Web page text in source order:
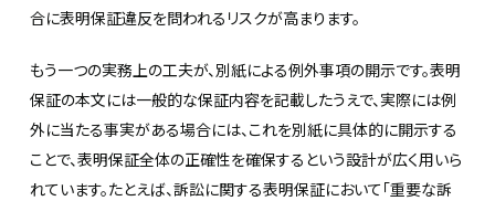
合に表明保証違反を問われるリスクが高まります。
もう一つの実務上の工夫が、別紙による例外事項の開示です。表明
保証の本文には一般的な保証内容を記載したうえで、実際には例
外に当たる事実がある場合には、これを別紙に具体的に開示する
ことで、表明保証全体の正確性を確保するという設計が広く用いら
れています。たとえば、訴訟に関する表明保証において「重要な訴